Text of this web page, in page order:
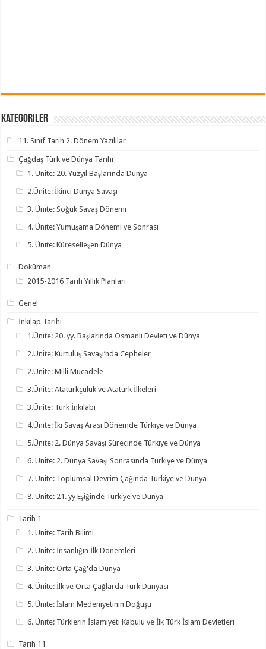
Kategoriler
11. Sınıf Tarih 2. Dönem Yazılılar
Çağdaş Türk ve Dünya Tarihi
1. Ünite: 20. Yüzyıl Başlarında Dünya
2.Ünite: İkinci Dünya Savaşı
3. Ünite: Soğuk Savaş Dönemi
4. Ünite: Yumuşama Dönemi ve Sonrası
5. Ünite: Küreselleşen Dünya
Doküman
2015-2016 Tarih Yıllık Planları
Genel
İnkılap Tarihi
1.Ünite: 20. yy. Başlarında Osmanlı Devleti ve Dünya
2.Ünite: Kurtuluş Savaşı’nda Cepheler
2.Ünite: Millî Mücadele
3.Ünite: Atatürkçülük ve Atatürk İlkeleri
3.Ünite: Türk İnkılabı
4.Ünite: İki Savaş Arası Dönemde Türkiye ve Dünya
5.Ünite: 2. Dünya Savaşı Sürecinde Türkiye ve Dünya
6. Ünite: 2. Dünya Savaşı Sonrasında Türkiye ve Dünya
7. Ünite: Toplumsal Devrim Çağında Türkiye ve Dünya
8. Ünite: 21. yy Eşiğinde Türkiye ve Dünya
Tarih 1
1. Ünite: Tarih Bilimi
2. Ünite: İnsanlığın İlk Dönemleri
3. Ünite: Orta Çağ'da Dünya
4. Ünite: İlk ve Orta Çağlarda Türk Dünyası
5. Ünite: İslam Medeniyetinin Doğuşu
6. Ünite: Türklerin İslamiyeti Kabulu ve İlk Türk İslam Devletleri
Tarih 11